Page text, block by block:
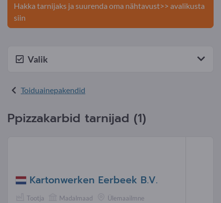
Hakka tarnijaks ja suurenda oma nähtavust>> avalikusta
siin
Valik
Toiduainepakendid
Ppizzakarbid tarnijad (1)
Kartonwerken Eerbeek B.V.
Tootja Madalmaad Ülemaailmne